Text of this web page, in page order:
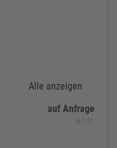
Alle anzeigen
auf Anfrage
je 1 St.